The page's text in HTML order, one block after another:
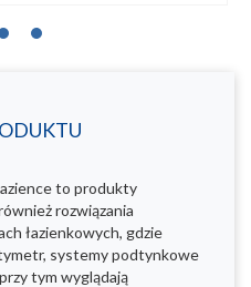
to produkty
rozwiązania
łazienkowych, gdzie
systemy podtynkowe
tym wyglądają